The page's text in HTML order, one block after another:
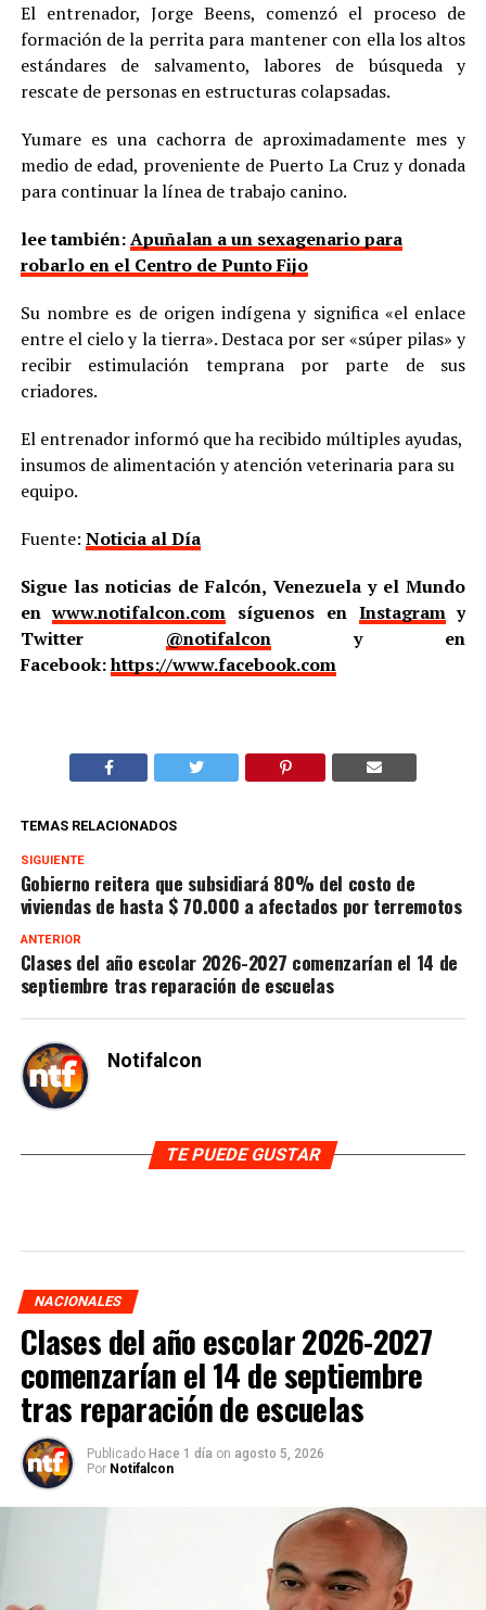
El entrenador, Jorge Beens, comenzó el proceso de
formación de la perrita para mantener con ella los altos
estándares de salvamento, labores de búsqueda y
rescate de personas en estructuras colapsadas.
Yumare es una cachorra de aproximadamente mes y
medio de edad, proveniente de Puerto La Cruz y donada
para continuar la línea de trabajo canino.
lee también:Apuñalan a un sexagenario para
robarlo en el Centro de Punto Fijo
Su nombre es de origen indígena y significa «el enlace
entre el cielo y la tierra». Destaca por ser «súper pilas» y
recibir estimulación temprana por parte de sus
criadores.
El entrenador informó que ha recibido múltiples ayudas,
insumos de alimentación y atención veterinaria para su
equipo.
Fuente: Noticia al Día
Sigue las noticias de Falcón, Venezuela y el Mundo
enwww.notifalcon.com síguenos en Instagramy
Twitter @notifalcony en
Facebook:https://www.facebook.com
TEMAS RELACIONADOS
SIGUIENTE
Gobierno reitera que subsidiará 80% del costo de
viviendas de hasta $ 70.000 a afectados por terremotos
ANTERIOR
Clases del año escolar 2026-2027 comenzarían el 14 de
septiembre tras reparación de escuelas
Notifalcon
TE PUEDE GUSTAR
NACIONALES
Clases del año escolar 2026-2027
comenzarían el 14 de septiembre
tras reparación de escuelas
Publicado Hace 1 día on agosto 5, 2026
Por Notifalcon